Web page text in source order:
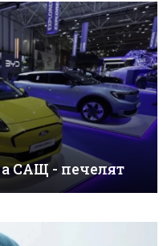
а САЩ - печелят